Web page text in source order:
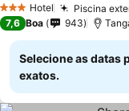
3 EstrelasHotel Piscina
7,6 Boa 943
Selecione as datas
exatos.